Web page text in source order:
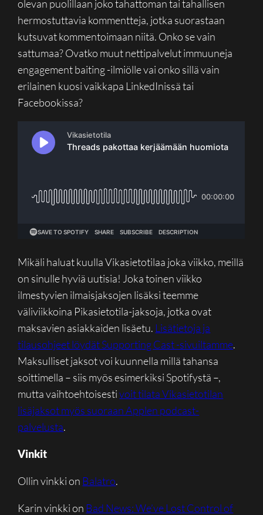
olevan puolillaan joko tahattoman tai tahallisen
hermostuttavia kommentteja, jotka suorastaan
kutsuvat kommentoimaan niitä. Onko se vain
sattumaa? Ovatko muut nettipalvelut immuuneja
engagement baiting -ilmiölle vai onko sillä vain
erilainen kuosi vaikkapa LinkedInissä tai
Facebookissa?
Mikäli haluat kuulla Vikasietotilaa joka viikko, meillä
on sinulle hyviä uutisia! Joka toinen viikko
ilmestyvien ilmaisjaksojen lisäksi teemme
väliviikkoina Pikasietotila-jaksoja, jotka ovat
maksavien asiakkaiden lisäetu. Lisätietoja ja
tilausohjeet löydät Supporting Cast -sivuiltamme.
Maksulliset jaksot voi kuunnella millä tahansa
soittimella – siis myös esimerkiksi Spotifystä –,
mutta vaihtoehtoisestivoit tilata Vikasietotilan
lisäjaksot myös suoraan Applen podcast-
palvelusta.
Vinkit
Ollin vinkki on Balatro.
Karin vinkki on Bad News: We’ve Lost Control of